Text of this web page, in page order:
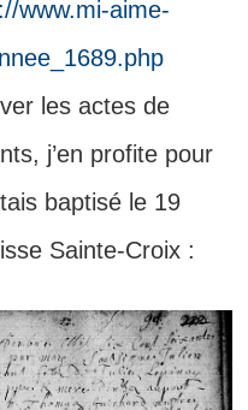
www.mi-aime-
les actes de
j’en profite pour
baptisé le 19
Sainte-Croix :